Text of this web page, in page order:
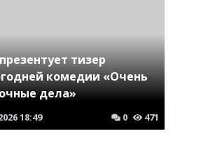
тизер
комедии «Очень
дела»
18:49 0 471